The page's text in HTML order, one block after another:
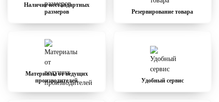
Наличие нестандартных
размеров
Резервирование товара
Материалы от ведущих
производителей
Удобный сервис